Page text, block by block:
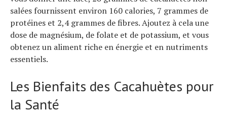
salées fournissent environ 160 calories, 7 grammes de
protéines et 2,4 grammes de fibres. Ajoutez à cela une
dose de magnésium, de folate et de potassium, et vous
obtenez un aliment riche en énergie et en nutriments
essentiels.
Les Bienfaits des Cacahuètes pour
la Santé